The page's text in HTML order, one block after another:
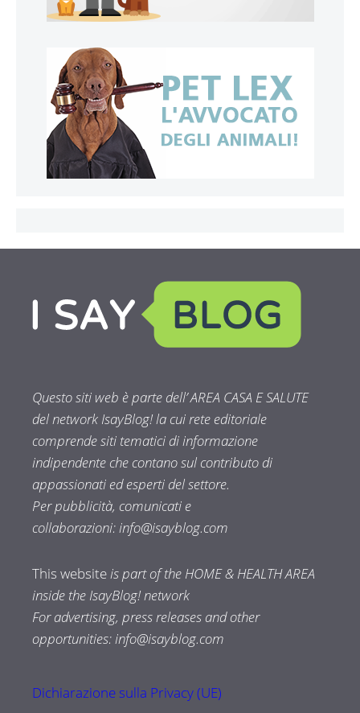
Questo siti web è parte dell’ AREA CASA E SALUTE
del network IsayBlog! la cui rete editoriale
comprende siti tematici di informazione
indipendente che contano sul contributo di
appassionati ed esperti del settore.
Per pubblicità, comunicati e
collaborazioni:info@isayblog.com
This websiteis part of the HOME & HEALTH AREA
inside the IsayBlog! network
For advertising, press releases and other
opportunities:info@isayblog.com
Dichiarazione sulla Privacy (UE)